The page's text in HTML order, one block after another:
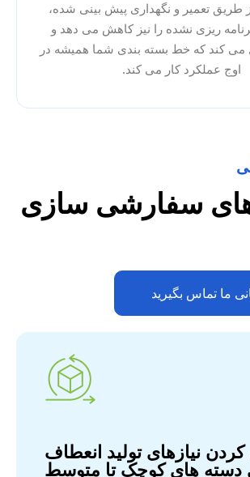
طریق تعمیر و نگهداری پیش بینی شده،
ریزی نشده را نیز کاهش می دهد و
می کند که خط بسته بندی شما همیشه در
اوج عملکرد کار می کند.
سفارشی سازی
ما تماس بگیرید
کردن نیازهای تولید انعطاف
دسته های کوچک تا متوسط